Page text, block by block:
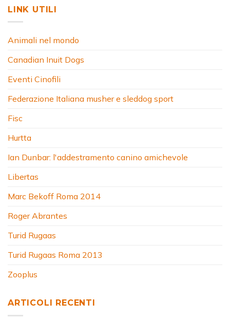
LINK UTILI
Animali nel mondo
Canadian Inuit Dogs
Eventi Cinofili
Federazione Italiana musher e sleddog sport
Fisc
Hurtta
Ian Dunbar: l'addestramento canino amichevole
Libertas
Marc Bekoff Roma 2014
Roger Abrantes
Turid Rugaas
Turid Rugaas Roma 2013
Zooplus
ARTICOLI RECENTI